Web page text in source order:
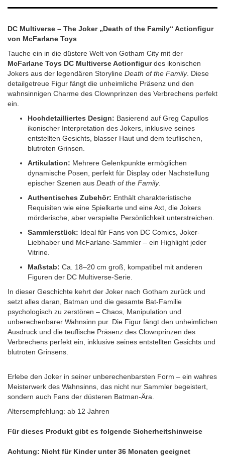
DC Multiverse – The Joker „Death of the Family“ Actionfigur
von McFarlane Toys
Tauche ein in die düstere Welt von Gotham City mit der
McFarlane Toys DC Multiverse Actionfigurdes ikonischen
Jokers aus der legendären Storyline Death of the Family. Diese
detailgetreue Figur fängt die unheimliche Präsenz und den
wahnsinnigen Charme des Clownprinzen des Verbrechens perfekt
ein.
Hochdetailliertes Design: Basierend auf Greg Capullos
ikonischer Interpretation des Jokers, inklusive seines
entstellten Gesichts, blasser Haut und dem teuflischen,
blutroten Grinsen.
Artikulation: Mehrere Gelenkpunkte ermöglichen
dynamische Posen, perfekt für Display oder Nachstellung
epischer Szenen aus Death of the Family.
Authentisches Zubehör: Enthält charakteristische
Requisiten wie eine Spielkarte und eine Axt, die Jokers
mörderische, aber verspielte Persönlichkeit unterstreichen.
Sammlerstück: Ideal für Fans von DC Comics, Joker-
Liebhaber und McFarlane-Sammler – ein Highlight jeder
Vitrine.
Maßstab: Ca. 18–20 cm groß, kompatibel mit anderen
Figuren der DC Multiverse-Serie.
In dieser Geschichte kehrt der Joker nach Gotham zurück und
setzt alles daran, Batman und die gesamte Bat-Familie
psychologisch zu zerstören – Chaos, Manipulation und
unberechenbarer Wahnsinn pur. Die Figur fängt den unheimlichen
Ausdruck und die teuflische Präsenz des Clownprinzen des
Verbrechens perfekt ein, inklusive seines entstellten Gesichts und
blutroten Grinsens.
Erlebe den Joker in seiner unberechenbarsten Form – ein wahres
Meisterwerk des Wahnsinns, das nicht nur Sammler begeistert,
sondern auch Fans der düsteren Batman-Ära.
Altersempfehlung: ab 12 Jahren
Für dieses Produkt gibt es folgende Sicherheitshinweise
Achtung: Nicht für Kinder unter 36 Monaten geeignet